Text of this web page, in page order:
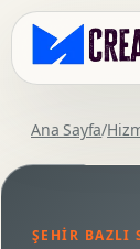
Ana Sayfa/
ŞEHIR BAZLI